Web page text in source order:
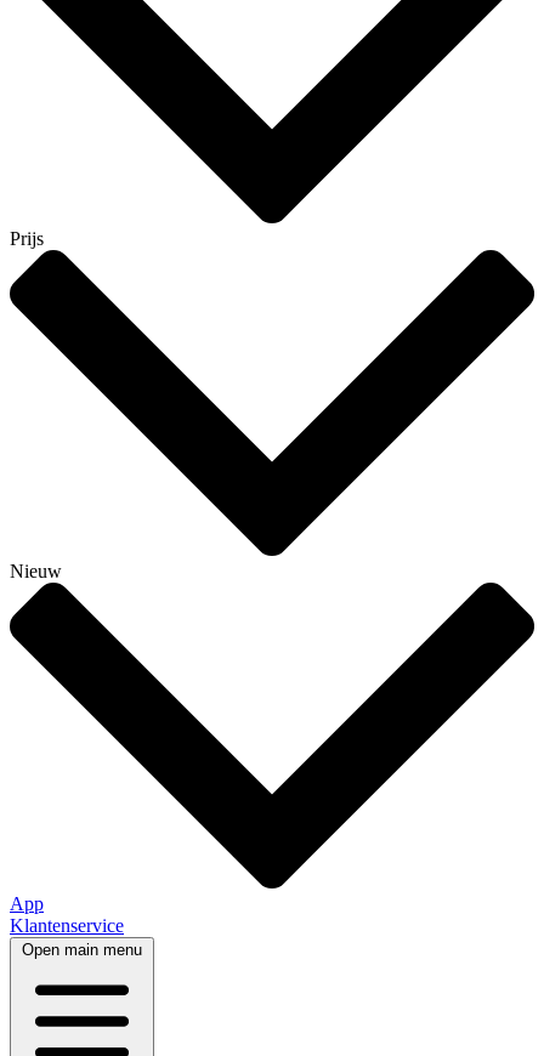
Prijs
Nieuw
App
Klantenservice
Open main menu